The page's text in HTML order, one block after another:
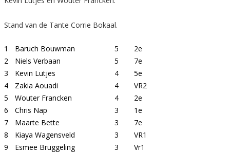
Stand van de Tante Corrie Bokaal.
1 Baruch Bouwman 5
2e
2
Niels Verbaan 5
7e
3
Kevin Lutjes 4
5e
4
Zakia Aouadi 4
VR2
5
Wouter Francken 4
2e
6
Chris Nap 3
1e
7
Maarte Bette 3
7e
8
Kiaya Wagensveld 3
VR1
9
Esmee Bruggeling 3
Vr1